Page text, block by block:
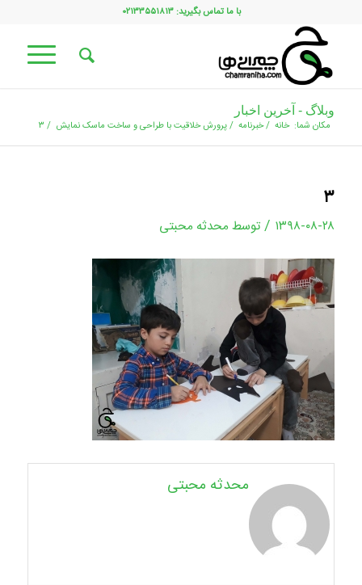
با ما تماس بگیرید: ۰۲۱۳۳۵۵۱۸۱۳
وبلاگ - آخرین اخبار
مکان شما: خانه /خبرنامه /پرورش خلاقیت با طراحی و ساخت ماسک نمایش / ۳
۳
۱۳۹۸-۰۸-۲۸ / توسط محدثه محبتی
محدثه محبتی